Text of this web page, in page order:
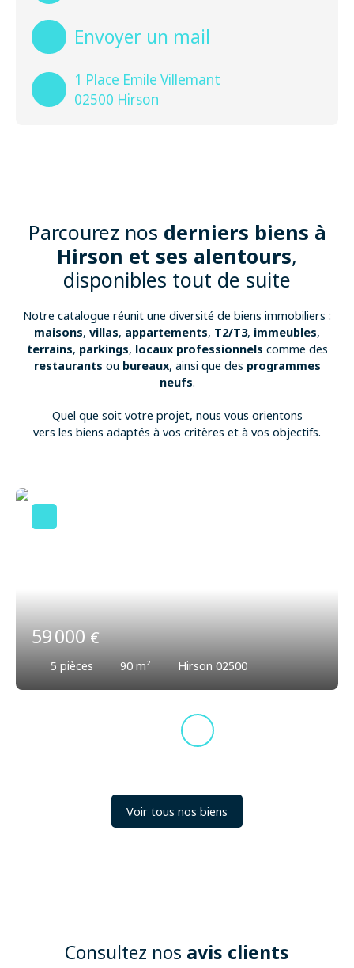
Envoyer un mail
1 Place Emile Villemant
02500 Hirson
Parcourez nos derniers biens à
Hirson et ses alentours,
disponibles tout de suite
Notre catalogue réunit une diversité de biens immobiliers :
maisons, villas, appartements, T2/T3, immeubles,
terrains, parkings, locaux professionnels comme des
restaurants ou bureaux, ainsi que des programmes
neufs.
Quel que soit votre projet, nous vous orientons
vers les biens adaptés à vos critères et à vos objectifs.
59 000€
5 pièces 90 m² Hirson 02500
Voir tous nos biens
Consultez nos avis clients